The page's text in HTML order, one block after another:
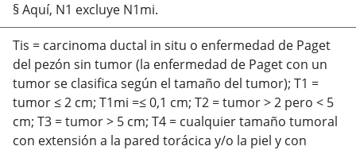
§ Aquí, N1 excluye N1mi.
Tis = carcinoma ductal in situ o enfermedad de Paget
del pezón sin tumor (la enfermedad de Paget con un
tumor se clasifica según el tamaño del tumor); T1 =
tumor≤2 cm; T1mi =≤0,1 cm; T2 =tumor>2 pero < 5
cm; T3 =tumor> 5 cm; T4 = cualquier tamaño tumoral
con extensión a la pared torácica y/o la piel y con